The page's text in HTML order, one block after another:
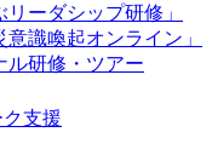
ーダシップ研修」
識喚起オンライン」
ル研修・ツアー
支援